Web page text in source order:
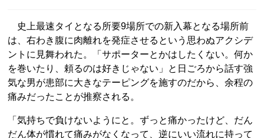
史上最速タイとなる所要9場所での新入幕となる場所前
は、右わき腹に肉離れを発症させるという思わぬアクシデ
ントに見舞われた。「サポーターとかはしたくない。何か
を巻いたり、頼るのは好きじゃない」と日ごろから話す強
気な男が患部に大きなテーピングを施すのだから、余程の
痛みだったことが推察される。
「気持ちで負けないようにと。ずっと痛かったけど、だん
だん体が慣れて痛みがなくなって、逆にいい流れに持って